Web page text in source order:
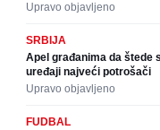
Upravo objavljeno
SRBIJA
Apel građanima da štede
uređaji najveći potrošači
Upravo objavljeno
FUDBAL